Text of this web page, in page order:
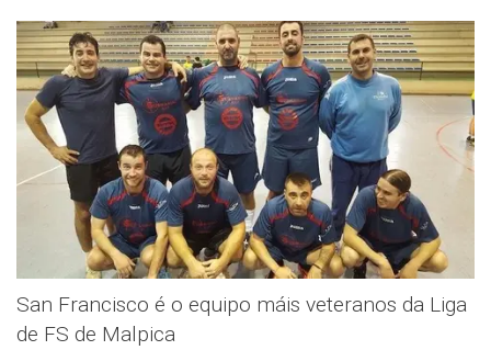
San Francisco é o equipo máis veteranos da Liga
de FS de Malpica